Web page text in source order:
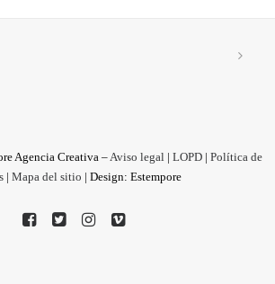
Agencia Creativa –Aviso legal | LOPD | Política de
| Mapa del sitio | Design: Estempore